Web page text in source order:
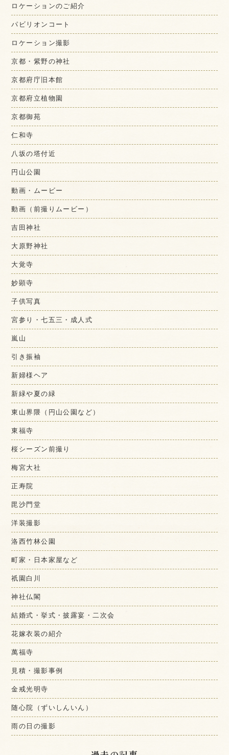
ロケーションのご紹介
パビリオンコート
ロケーション撮影
京都・紫野の神社
京都府庁旧本館
京都府立植物園
京都御苑
仁和寺
八坂の塔付近
円山公園
動画・ムービー
動画（前撮りムービー）
吉田神社
大原野神社
大覚寺
妙顕寺
子供写真
宮参り・七五三・成人式
嵐山
引き振袖
新婦様ヘア
新緑や夏の緑
東山界隈（円山公園など）
東福寺
桜シーズン前撮り
梅宮大社
正寿院
毘沙門堂
洋装撮影
洛西竹林公園
町家・日本家屋など
祇園白川
神社仏閣
結婚式・挙式・披露宴・二次会
花嫁衣装の紹介
萬福寺
見積・撮影事例
金戒光明寺
随心院（ずいしんいん）
雨の日の撮影